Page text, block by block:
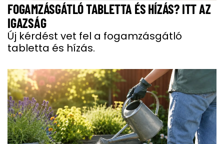
FOGAMZÁSGÁTLÓ TABLETTA ÉS HÍZÁS? ITT AZ
IGAZSÁG
Új kérdést vet fel a fogamzásgátló
tabletta és hízás.